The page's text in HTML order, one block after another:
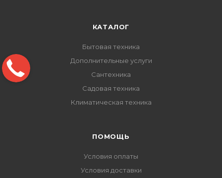
КАТАЛОГ
Бытовая техника
Дополнительные услуги
Сантехника
Садовая техника
Климатическая техника
ПОМОЩЬ
Условия оплаты
Условия доставки